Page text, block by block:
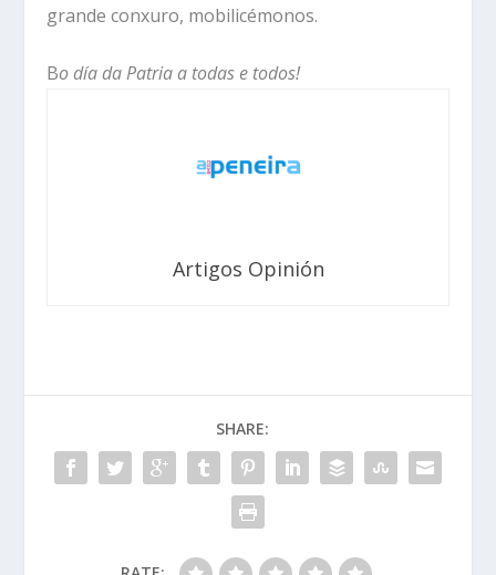
grande conxuro, mobilicémonos.
Bo día da Patria a todas e todos!
Artigos Opinión
SHARE: